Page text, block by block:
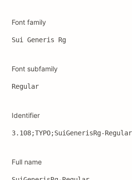
Font family
Sui Generis Rg
Font subfamily
Regular
Identifier
3.108;TYPO;SuiGenerisRg-Regular
Full name